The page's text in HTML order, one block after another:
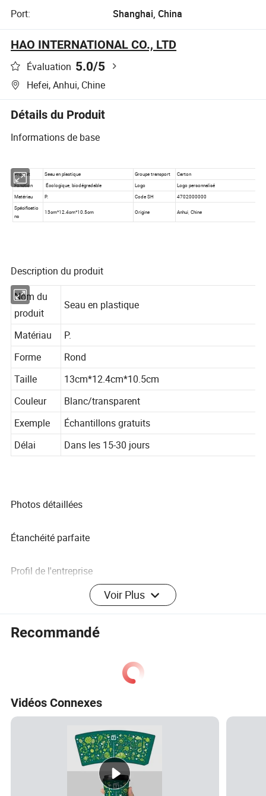
Port:
Shanghai, China
HAO INTERNATIONAL CO., LTD
Évaluation 5.0/5
Hefei, Anhui, Chine
Détails du Produit
Informations de base
Description du produit
Nom du
produit
Matériau P.
Forme Rond
Taille 13cm*12.4cm*10.5cm
Couleur
Blanc/transparent
Exemple
Échantillons gratuits
Délai Dans les 15-30 jours
Photos détaillées
Étanchéité parfaite
Profil de l'entreprise
Introduction en usine : nous sommes un fournisseur
plastique jetables destinés à être utilisés dans les
service de qualité, nous avons été le fournisseur de
supermarchés plus de 10 ans.
T1. Quels sont vos principaux produits ?
Voir Plus
Recommandé
Vidéos Connexes